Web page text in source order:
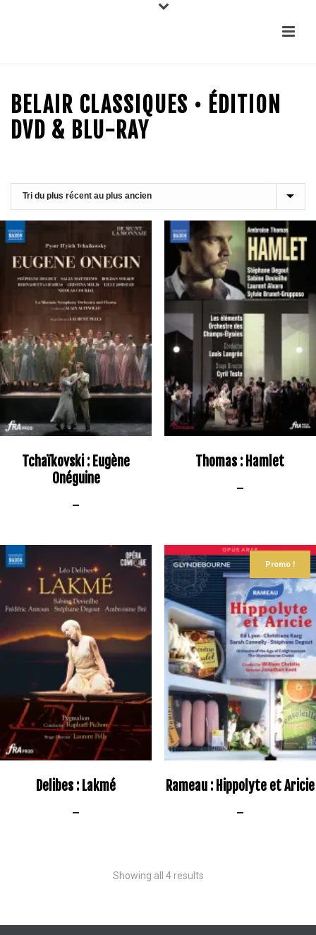
BELAIR CLASSIQUES • ÉDITION
DVD & BLU-RAY
Tchaïkovski : Eugène
Onéguine
–
Thomas : Hamlet
–
Delibes : Lakmé
–
Promo !
Rameau : Hippolyte et Aricie
–
Showing all 4 results